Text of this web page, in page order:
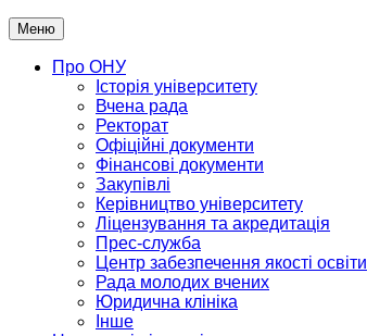
Меню
Про ОНУ
Історія університету
Вчена рада
Ректорат
Офіційні документи
Фінансові документи
Закупівлі
Керівництво університету
Ліцензування та акредитація
Прес-служба
Центр забезпечення якості освіти
Рада молодих вчених
Юридична клініка
Інше